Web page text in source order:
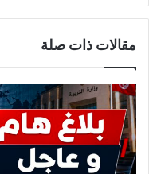
مقالات ذات صلة